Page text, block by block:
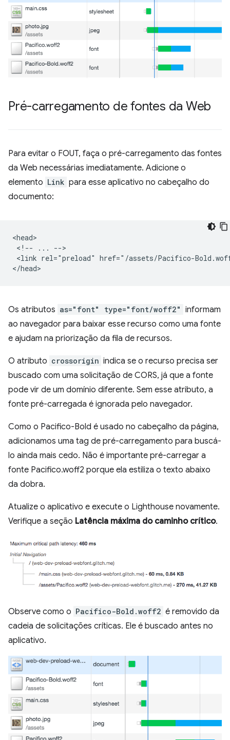
Pré-carregamento de fontes da Web
Para evitar o FOUT, faça o pré-carregamento das fontes
da Web necessárias imediatamente. Adicione o
elemento Link para esse aplicativo no cabeçalho do
documento:
<head>
<!-- ... -->
<link rel="preload" href="/assets/Pacifico-
Os atributos as="font" type="font/woff2" informam
ao navegador para baixar esse recurso como uma fonte
e ajudam na priorização da fila de recursos.
O atributo crossorigin indica se o recurso precisa ser
buscado com uma solicitação de CORS, já que a fonte
pode vir de um domínio diferente. Sem esse atributo, a
fonte pré-carregada é ignorada pelo navegador.
Como o Pacifico-Bold é usado no cabeçalho da página,
adicionamos uma tag de pré-carregamento para buscá-
lo ainda mais cedo. Não é importante pré-carregar a
fonte Pacifico.woff2 porque ela estiliza o texto abaixo
da dobra.
Atualize o aplicativo e execute o Lighthouse novamente.
Verifique a seção Latência máxima do caminho crítico.
Observe como o Pacifico-Bold.woff2 é removido da
cadeia de solicitações críticas. Ele é buscado antes no
aplicativo.